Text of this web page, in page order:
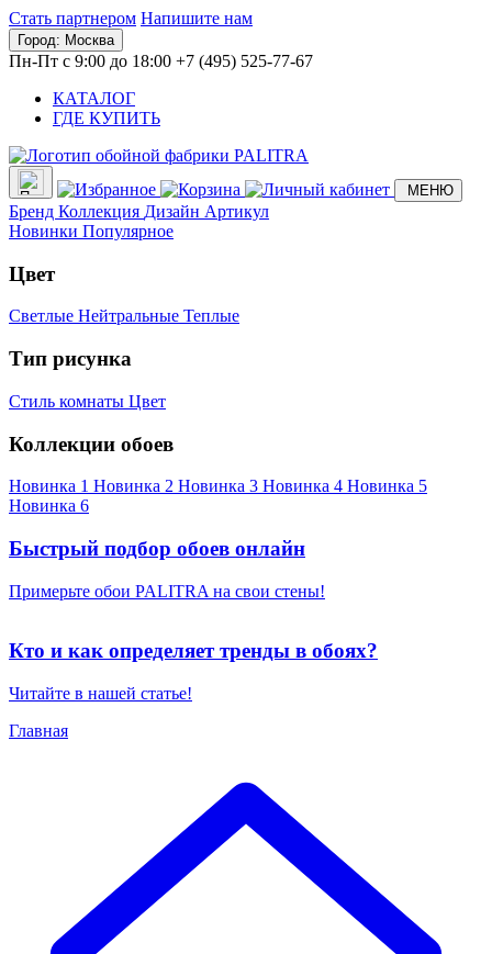
Стать партнером Напишите нам
Город: Москва
Пн-Пт с 9:00 до 18:00 +7 (495) 525-77-67
КАТАЛОГ
ГДЕ КУПИТЬ
МЕНЮ
Бренд Коллекция Дизайн Артикул
Новинки Популярное
Цвет
Светлые Нейтральные Теплые
Тип рисунка
Стиль комнаты Цвет
Коллекции обоев
Новинка 1 Новинка 2 Новинка 3 Новинка 4 Новинка 5
Новинка 6
Быстрый подбор обоев онлайн
Примерьте обои PALITRA на свои стены!
Кто и как определяет тренды в обоях?
Читайте в нашей статье!
Главная